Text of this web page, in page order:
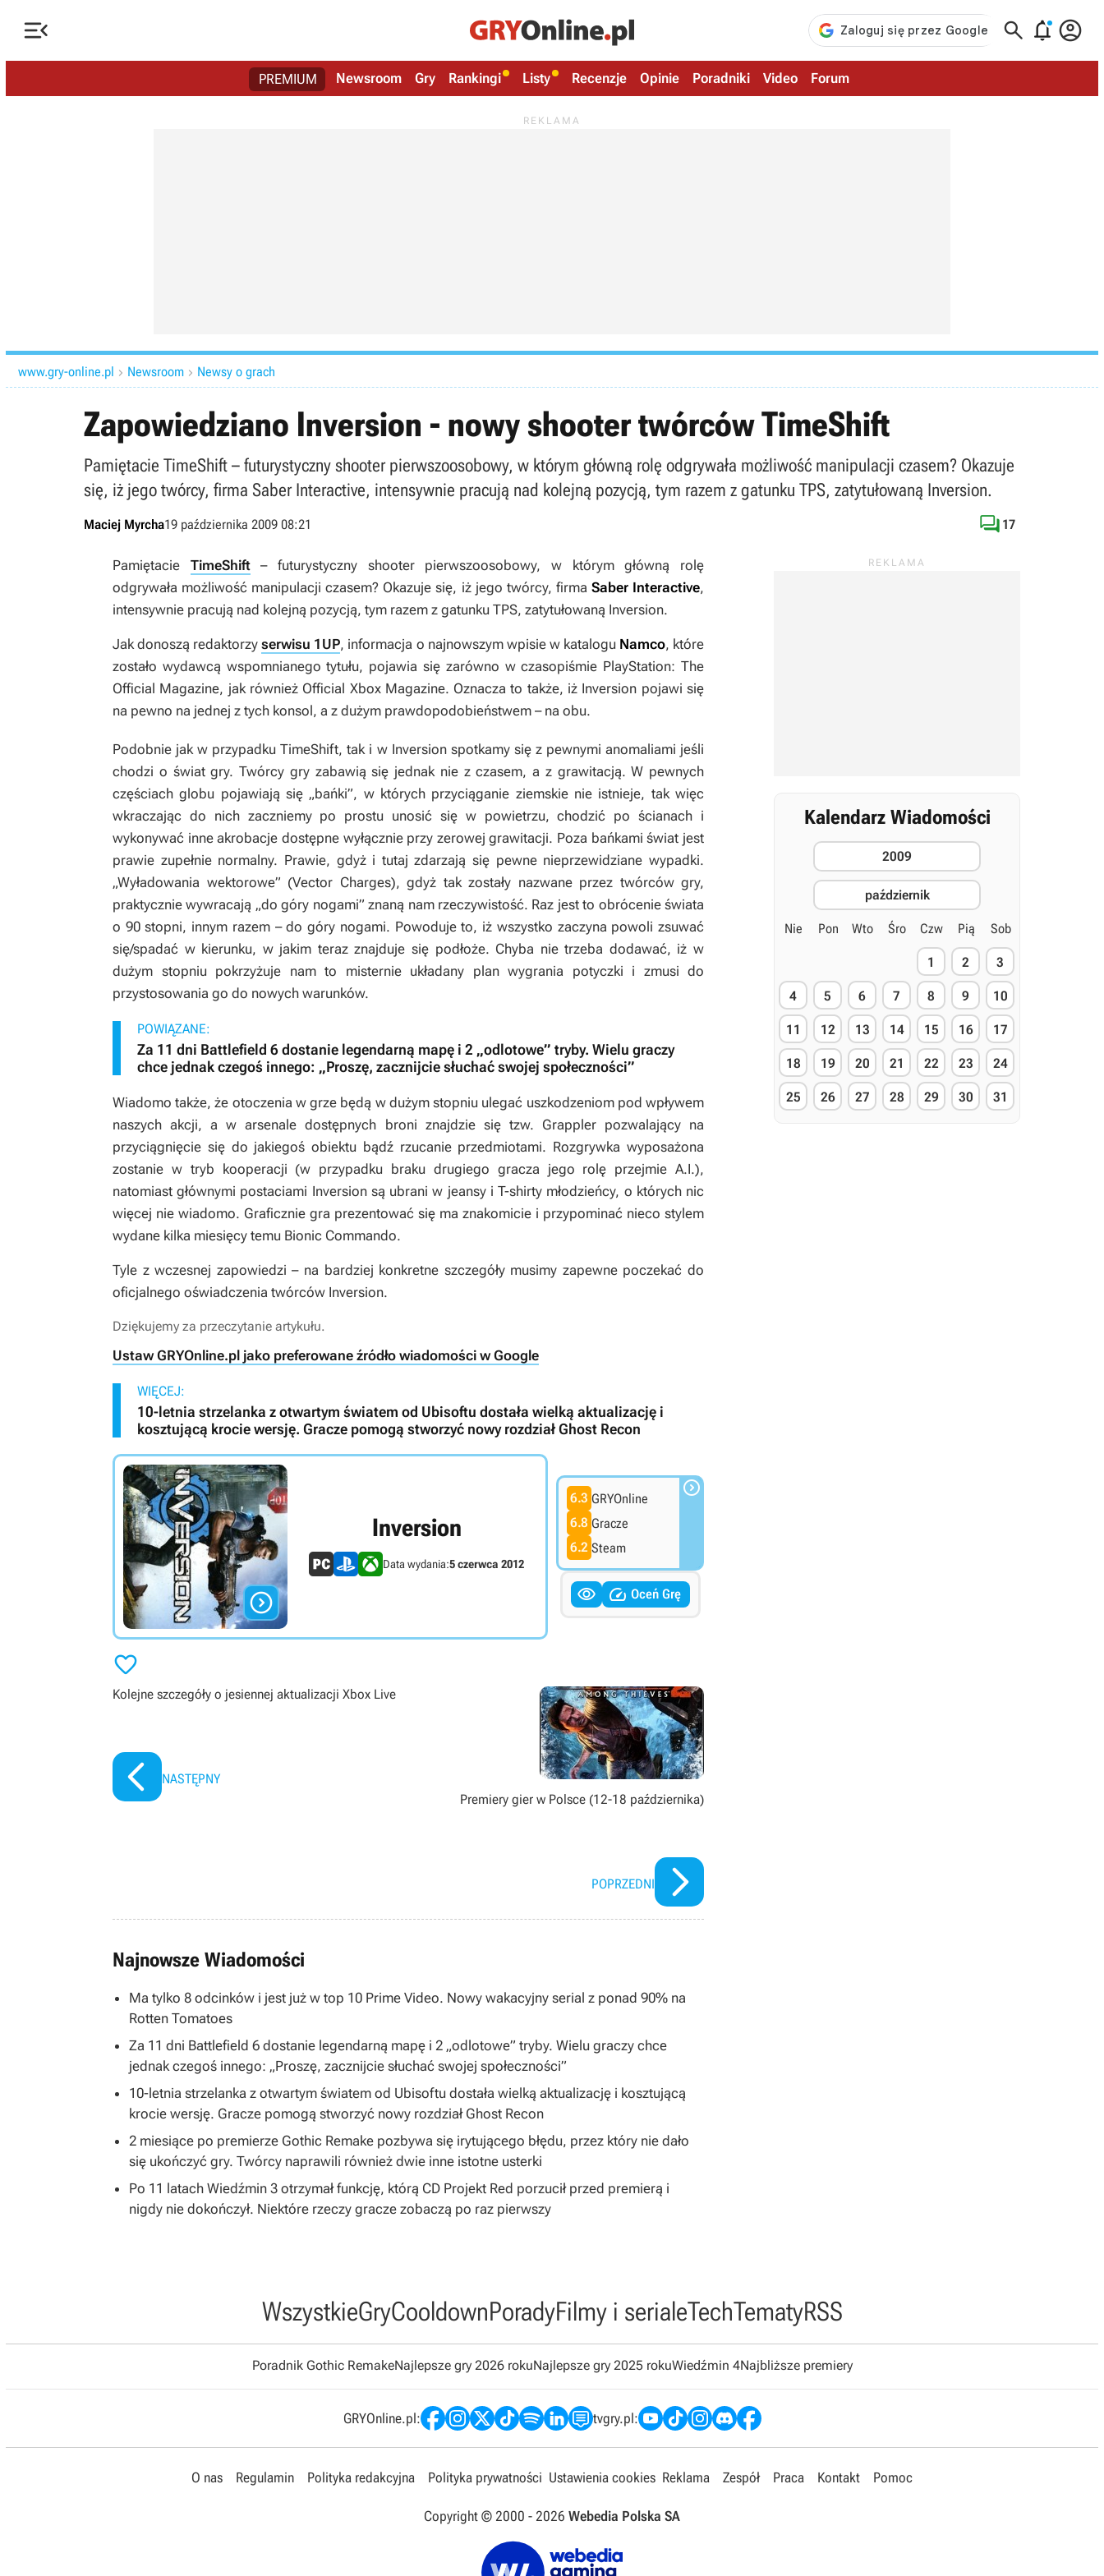
   
PREMIUM Newsroom Gry Rankingi Listy Recenzje Opinie Poradniki Video Forum
www.gry-online.pl  Newsroom  Newsy o grach
Zapowiedziano Inversion - nowy shooter twórców TimeShift
Pamiętacie TimeShift – futurystyczny shooter pierwszoosobowy, w którym główną rolę odgrywała możliwość manipulacji czasem? Okazuje
się, iż jego twórcy, firma Saber Interactive, intensywnie pracują nad kolejną pozycją, tym razem z gatunku TPS, zatytułowaną Inversion.
Maciej Myrcha19 października 2009 08:21  17
Pamiętacie TimeShift– futurystyczny shooter pierwszoosobowy, w którym główną rolę
odgrywała możliwość manipulacji czasem? Okazuje się, iż jego twórcy, firma Saber Interactive,
intensywnie pracują nad kolejną pozycją, tym razem z gatunku TPS, zatytułowaną Inversion.
Jak donoszą redaktorzyserwisu 1UP, informacja o najnowszym wpisie w katalogu Namco, które
zostało wydawcą wspomnianego tytułu, pojawia się zarówno w czasopiśmie PlayStation: The
Official Magazine, jak również Official Xbox Magazine. Oznacza to także, iż Inversion pojawi się
na pewno na jednej z tych konsol, a z dużym prawdopodobieństwem – na obu.
Podobnie jak w przypadkuTimeShift, tak i w Inversionspotkamy się z pewnymi anomaliami jeśli
chodzi o świat gry. Twórcy gry zabawią się jednak nie z czasem, a z grawitacją. W pewnych
częściach globu pojawiają się „bańki”, w których przyciąganie ziemskie nie istnieje, tak więc
wkraczając do nich zaczniemy po prostu unosić się w powietrzu, chodzić po ścianach i
wykonywać inne akrobacje dostępne wyłącznie przy zerowej grawitacji. Poza bańkami świat jest
prawie zupełnie normalny. Prawie, gdyż i tutaj zdarzają się pewne nieprzewidziane wypadki.
„Wyładowania wektorowe” (Vector Charges), gdyż tak zostały nazwane przez twórców gry,
praktycznie wywracają „do góry nogami” znaną nam rzeczywistość. Raz jest to obrócenie świata
o 90 stopni, innym razem – do góry nogami. Powoduje to, iż wszystko zaczyna powoli zsuwać
się/spadać w kierunku, w jakim teraz znajduje się podłoże. Chyba nie trzeba dodawać, iż w
dużym stopniu pokrzyżuje nam to misternie układany plan wygrania potyczki i zmusi do
przystosowania go do nowych warunków.
POWIĄZANE:
Za 11 dni Battlefield 6 dostanie legendarną mapę i 2 „odlotowe” tryby. Wielu graczy
chce jednak czegoś innego: „Proszę, zacznijcie słuchać swojej społeczności”
Wiadomo także, że otoczenia w grze będą w dużym stopniu ulegać uszkodzeniom pod wpływem
naszych akcji, a w arsenale dostępnych broni znajdzie się tzw. Grappler pozwalający na
przyciągnięcie się do jakiegoś obiektu bądź rzucanie przedmiotami. Rozgrywka wyposażona
zostanie w tryb kooperacji (w przypadku braku drugiego gracza jego rolę przejmie A.I.),
natomiast głównymi postaciami Inversionsą ubrani w jeansy i T-shirty młodzieńcy, o których nic
więcej nie wiadomo. Graficznie gra prezentować się ma znakomicie i przypominać nieco stylem
wydane kilka miesięcy temu Bionic Commando.
Tyle z wczesnej zapowiedzi – na bardziej konkretne szczegóły musimy zapewne poczekać do
oficjalnego oświadczenia twórców Inversion.
Dziękujemy za przeczytanie artykułu.
Ustaw GRYOnline.pl jako preferowane źródło wiadomości w Google
WIĘCEJ:
10-letnia strzelanka z otwartym światem od Ubisoftu dostała wielką aktualizację i
kosztującą krocie wersję. Gracze pomogą stworzyć nowy rozdział Ghost Recon

Inversion
Data wydania:5 czerwca 2012
6.3 GRYOnline
6.8 Gracze
6.2 Steam

  Oceń Grę

Kolejne szczegóły o jesiennej aktualizacji Xbox Live
NASTĘPNY
Premiery gier w Polsce (12-18 października)
POPRZEDNI
Najnowsze Wiadomości
Ma tylko 8 odcinków i jest już w top 10 Prime Video. Nowy wakacyjny serial z ponad 90% na
Rotten Tomatoes
Za 11 dni Battlefield 6 dostanie legendarną mapę i 2 „odlotowe” tryby. Wielu graczy chce
jednak czegoś innego: „Proszę, zacznijcie słuchać swojej społeczności”
10-letnia strzelanka z otwartym światem od Ubisoftu dostała wielką aktualizację i kosztującą
krocie wersję. Gracze pomogą stworzyć nowy rozdział Ghost Recon
2 miesiące po premierze Gothic Remake pozbywa się irytującego błędu, przez który nie dało
się ukończyć gry. Twórcy naprawili również dwie inne istotne usterki
Po 11 latach Wiedźmin 3 otrzymał funkcję, którą CD Projekt Red porzucił przed premierą i
nigdy nie dokończył. Niektóre rzeczy gracze zobaczą po raz pierwszy
Kalendarz Wiadomości
2009
październik
Nie Pon Wto Śro Czw Pią Sob
1 2 3
4 5 6 7 8 9 10
11 12 13 14 15 16 17
18 19 20 21 22 23 24
25 26 27 28 29 30 31
WszystkieGryCooldownPoradyFilmy i serialeTechTematyRSS
Poradnik Gothic RemakeNajlepsze gry 2026 rokuNajlepsze gry 2025 rokuWiedźmin 4Najbliższe premiery
GRYOnline.pl: tvgry.pl:
O nas Regulamin Polityka redakcyjna Polityka prywatności Ustawienia cookies Reklama Zespół Praca Kontakt Pomoc
Copyright © 2000 - 2026 Webedia Polska SA